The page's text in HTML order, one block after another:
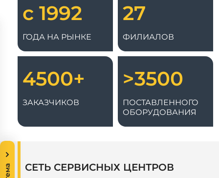
с 1992
ГОДА НА РЫНКЕ
27
ФИЛИАЛОВ
4500+
ЗАКАЗЧИКОВ
>3500
ПОСТАВЛЕННОГО
ОБОРУДОВАНИЯ
СЕТЬ СЕРВИСНЫХ ЦЕНТРОВ